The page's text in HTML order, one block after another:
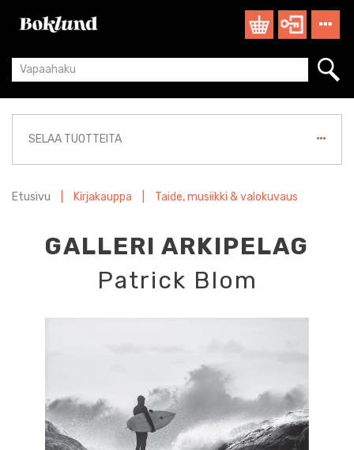
SELAA TUOTTEITA
Etusivu Kirjakauppa Taide, musiikki & valokuvaus
GALLERI ARKIPELAG
Patrick Blom